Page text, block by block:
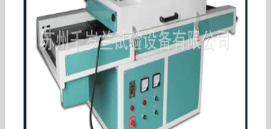
UVLED固化线光源ULLS8-150UVLED固化干燥机紫
外led光固机设备